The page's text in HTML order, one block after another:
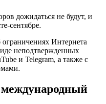
дожидаться не будут, и
сентябре.
Интернета
неподтвержденных
и Telegram, а также с